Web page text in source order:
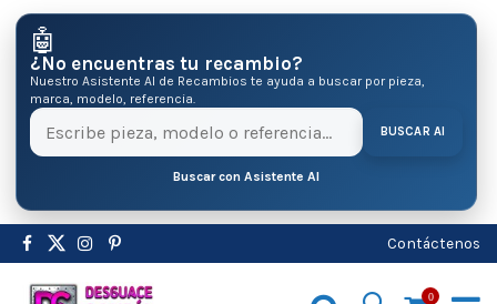
🤖
¿No encuentras tu recambio?
Nuestro Asistente AI de Recambios te ayuda a buscar por pieza,
marca, modelo, referencia.
BUSCAR AI
Buscar con Asistente AI
Contáctenos
0